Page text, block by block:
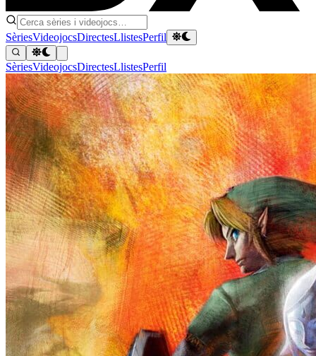
SèriesVideojocsDirectesLlistesPerfil
SèriesVideojocsDirectesLlistesPerfil